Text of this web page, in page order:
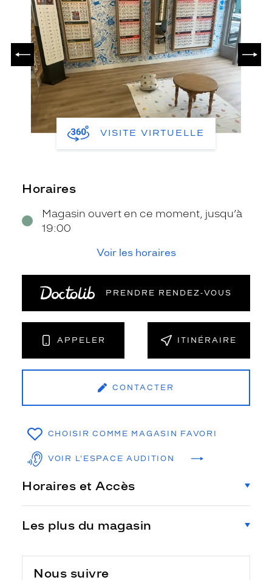
PRÉCÉDENT
VISITE VIRTUELLE
Horaires
Magasin ouvert en ce moment, jusqu’à
19:00
Voir les horaires
PRENDRE RENDEZ‑VOUS
APPELER ITINÉRAIRE
CONTACTER
CHOISIR COMME MAGASIN FAVORI
VOIR L'ESPACE AUDITION
Horaires et Accès
Les plus du magasin
Nous suivre